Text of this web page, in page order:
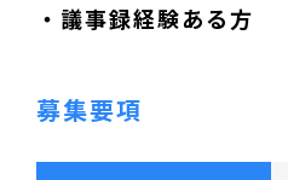
・議事録経験ある方
募集要項